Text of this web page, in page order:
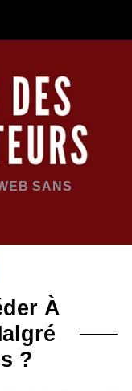
SANS
À
?